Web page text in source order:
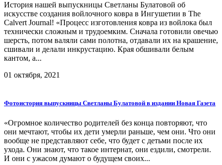
История нашей выпускницы Светланы Булатовой об
искусстве создания войлочного ковра в Ингушетии в The
Calvert Journal! «Процесс изготовления ковра из войлока был
технически сложным и трудоемким. Сначала готовили овечью
шерсть, потом валяли сами полотна, отдавали их на крашение,
сшивали и делали инкрустацию. Края обшивали белым
кантом, а...
01 октября, 2021
Фотоистория выпускницы Светланы Булатовой в издании Новая Газета
«Огромное количество родителей без конца повторяют, что
они мечтают, чтобы их дети умерли раньше, чем они. Что они
вообще не представляют себе, что будет с детьми после их
ухода. Они знают, что такое интернат, они ездили, смотрели.
И они с ужасом думают о будущем своих...